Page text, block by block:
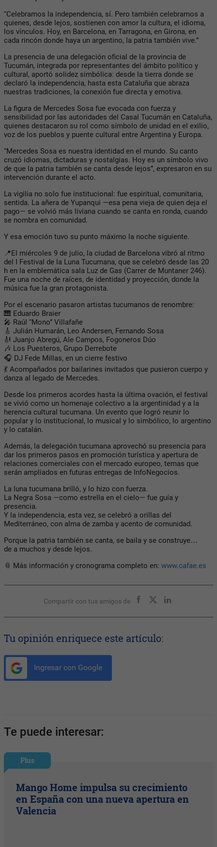
“Celebramos la independencia, sí. Pero también celebramos a
quienes, desde lejos, sostienen con amor la cultura, el idioma,
los vínculos. Hoy, en Barcelona, en Tarragona, en Girona, en
cada rincón donde haya un argentino, la patria también vive.”
La presencia de una delegación oficial de la provincia de
Tucumán, integrada por representantes del ámbito político y
cultural, aportó solidez simbólica: desde la tierra donde se
declaró la independencia, hasta esta Cataluña que abraza
nuestras tradiciones, la conexión fue directa y emotiva.
La figura de Mercedes Sosa fue evocada con fuerza y
sensibilidad por las autoridades del Casal Tucumán en Cataluña,
quienes destacaron su rol como símbolo de unidad en el exilio,
voz de los pueblos y puente cultural entre Argentina y Europa.
“Mercedes Sosa es nuestra identidad en el mundo. Su canto
cruzó idiomas, dictaduras y nostalgias. Hoy es un símbolo vivo
de que la patria también se canta desde lejos”, expresaron en su
intervención durante el acto.
La vigilia no solo fue institucional: fue espiritual, comunitaria,
sentida. La añera de Yupanqui —esa pena vieja de quien deja el
pago— se volvió más liviana cuando se canta en ronda, cuando
se nombra en comunidad.
Y esa emoción tuvo su punto máximo la noche siguiente.
📍El miércoles 9 de julio, la ciudad de Barcelona vibró al ritmo
del I Festival de la Luna Tucumana, que se celebró desde las 20
h en la emblemática sala Luz de Gas (Carrer de Muntaner 246).
Fue una noche de raíces, de identidad y proyección, donde la
música fue la gran protagonista.
Por el escenario pasaron artistas tucumanos de renombre:
🎹 Eduardo Braier
🎤 Raúl “Mono” Villafañe
🎸 Julián Humarán, Leo Andersen, Fernando Sosa
🎻 Juanjo Abregú, Ale Campos, Fogoneros Dúo
🎶 Los Puesteros, Grupo Derrebote
🎧 DJ Fede Millas, en un cierre festivo
💃 Acompañados por bailarines invitados que pusieron cuerpo y
danza al legado de Mercedes.
Desde los primeros acordes hasta la última ovación, el festival
se vivió como un homenaje colectivo a la argentinidad y a la
herencia cultural tucumana. Un evento que logró reunir lo
popular y lo institucional, lo musical y lo simbólico, lo argentino
y lo catalán.
Además, la delegación tucumana aprovechó su presencia para
dar los primeros pasos en promoción turística y apertura de
relaciones comerciales con el mercado europeo, temas que
serán ampliados en futuras entregas de InfoNegocios.
La luna tucumana brilló, y lo hizo con fuerza.
La Negra Sosa —como estrella en el cielo— fue guía y
presencia.
Y la independencia, esta vez, se celebró a orillas del
Mediterráneo, con alma de zamba y acento de comunidad.
Porque la patria también se canta, se baila y se construye…
de a muchos y desde lejos.
📎 Más información y cronograma completo en: www.cafae.es
Compartir con tus amigos de
Tu opinión enriquece este artículo:
Ingresar con Google
Te puede interesar:
Plus
Mango Home impulsa su crecimiento
en España con una nueva apertura en
Valencia